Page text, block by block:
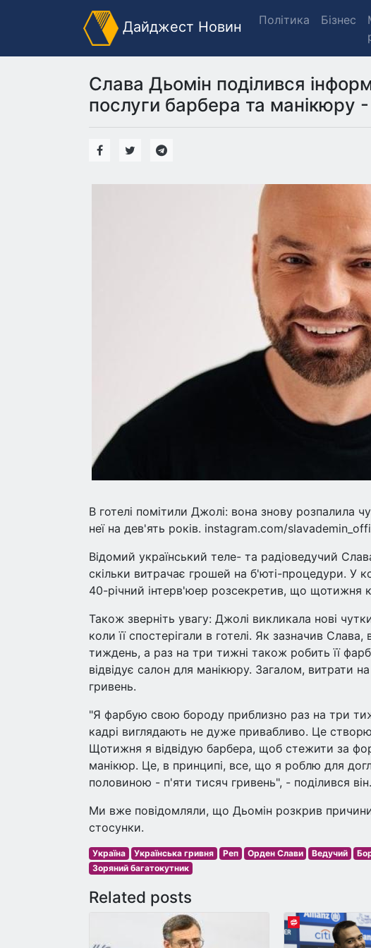
Дайджест Новин Політика Бізнес
Слава Дьомін поділився
послуги барбера та манікюру
В готелі помітили Джолі: вона знову
неї на дев'ять років. instagram.com/
Відомий український теле- та радіоведучий
скільки витрачає грошей на б'юті-процедури. У
40-річний інтерв'юер розсекретив, що щотижня
Також зверніть увагу: Джолі викликала нові
коли її спостерігали в готелі. Як зазначив
тиждень, а раз на три тижні також робить її
відвідує салон для манікюру. Загалом, витрати
гривень.
"Я фарбую свою бороду приблизно раз на три
кадрі виглядають не дуже привабливо. Це
Щотижня я відвідую барбера, щоб стежити за
манікюр. Це, в принципі, все, що я роблю для
половиною - п'яти тисяч гривень", - поділився він.
Ми вже повідомляли, що Дьомін розкрив
стосунки.
Україна Українська гривня Реп Орден Слави Ведучий
Зоряний багатокутник
Related posts